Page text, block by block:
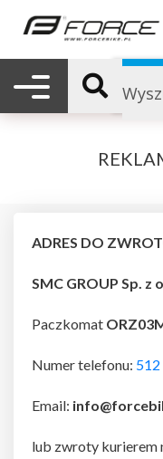
Nawigacja mobilna B2B
ADRES DO
SMC GROUP Sp. z
Paczkomat
Numer telefonu:
Email:
lub zwroty kurierem